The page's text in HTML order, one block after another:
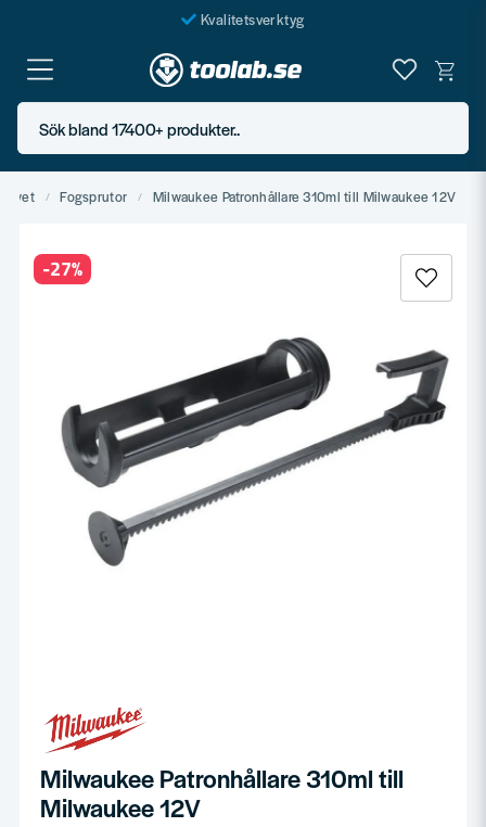
Kvalitetsverktyg
Fraktfritt över 999 SEK*
En järnhandel för alla
Butik i Göteborg
Sök bland 17400+ produkter..
Fogsprutor Milwaukee Patronhållare 310ml till Milwaukee 12V
-27%
Milwaukee Patronhållare 310ml till
Milwaukee 12V